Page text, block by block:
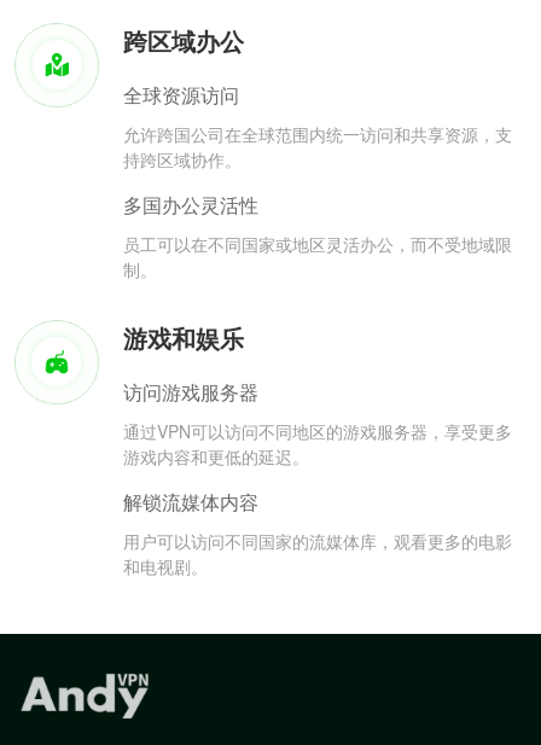
跨区域办公
全球资源访问
允许跨国公司在全球范围内统一访问和共享资源，支
持跨区域协作。
多国办公灵活性
员工可以在不同国家或地区灵活办公，而不受地域限
制。
游戏和娱乐
访问游戏服务器
通过VPN可以访问不同地区的游戏服务器，享受更多
游戏内容和更低的延迟。
解锁流媒体内容
用户可以访问不同国家的流媒体库，观看更多的电影
和电视剧。